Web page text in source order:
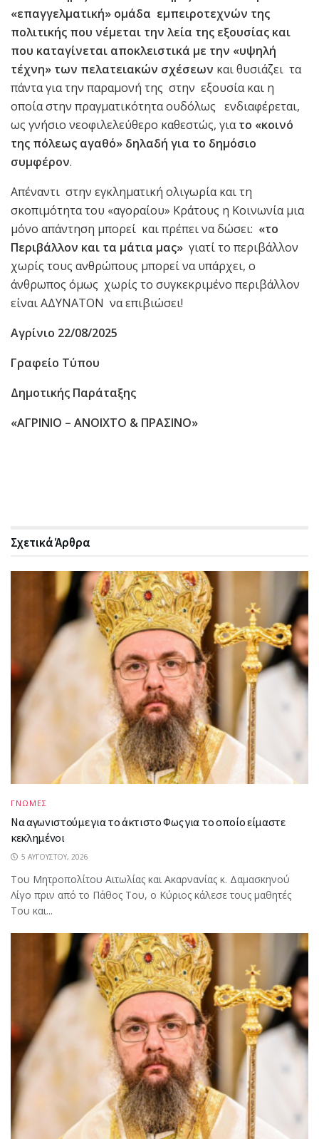
«επαγγελματική» ομάδα εμπειροτεχνών της
πολιτικής που νέμεται την λεία της εξουσίας και
που καταγίνεται αποκλειστικά με την «υψηλή
τέχνη» των πελατειακών σχέσεων και θυσιάζει τα
πάντα για την παραμονή της στην εξουσία και η
οποία στην πραγματικότητα ουδόλως ενδιαφέρεται,
ως γνήσιο νεοφιλελεύθερο καθεστώς, γιατο «κοινό
της πόλεως αγαθό» δηλαδή για το δημόσιο
συμφέρον.
Απέναντι στην εγκληματική ολιγωρία και τη
σκοπιμότητα του «αγοραίου» Κράτους η Κοινωνία μια
μόνο απάντηση μπορεί και πρέπει να δώσει: «το
Περιβάλλον και τα μάτια μας» γιατί το περιβάλλον
χωρίς τους ανθρώπους μπορεί να υπάρχει, ο
άνθρωπος όμως χωρίς το συγκεκριμένο περιβάλλον
είναι ΑΔΥΝΑΤΟΝ να επιβιώσει!
Αγρίνιο 22/08/2025
Γραφείο Τύπου
Δημοτικής Παράταξης
«ΑΓΡΙΝΙΟ – ΑΝΟΙΧΤΟ & ΠΡΑΣΙΝΟ»
ΣχετικάΆρθρα
ΓΝΩΜΕΣ
Να αγωνιστούμε για το άκτιστο Φως για το οποίο είμαστε
κεκλημένοι
5 ΑΥΓΟΎΣΤΟΥ, 2026
Του Μητροπολίτου Αιτωλίας και Ακαρνανίας κ. Δαμασκηνού
Λίγο πριν από το Πάθος Του, ο Κύριος κάλεσε τους μαθητές
Του και...